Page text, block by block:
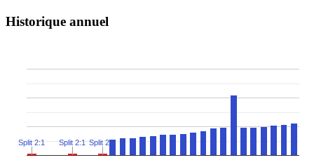
Historique annuel
Split 2:1 Split 2:1 Split 2:1